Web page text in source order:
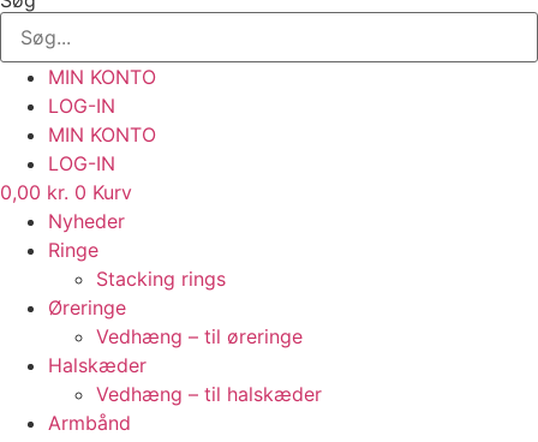
MIN KONTO
LOG-IN
MIN KONTO
LOG-IN
0,00 kr. 0 Kurv
Nyheder
Ringe
Stacking rings
Øreringe
Vedhæng – til øreringe
Halskæder
Vedhæng – til halskæder
Armbånd